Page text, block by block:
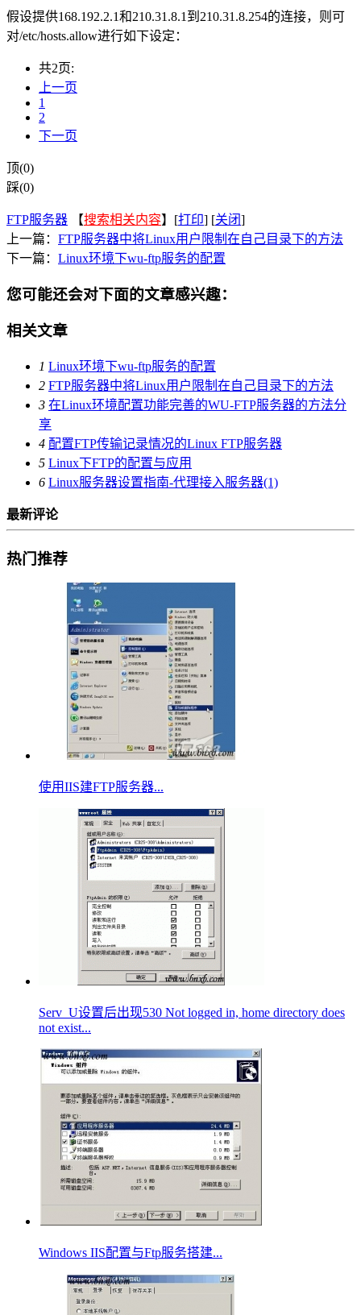
假设提供168.192.2.1和210.31.8.1到210.31.8.254的连接，则可
对/etc/hosts.allow进行如下设定：
共2页:
上一页
1
2
下一页
顶(0)
踩(0)
FTP服务器 【搜索相关内容】[打印] [关闭]
上一篇： FTP服务器中将Linux用户限制在自己目录下的方法
下一篇： Linux环境下wu-ftp服务的配置
您可能还会对下面的文章感兴趣：
相关文章
1 Linux环境下wu-ftp服务的配置
2 FTP服务器中将Linux用户限制在自己目录下的方法
3 在Linux环境配置功能完善的WU-FTP服务器的方法分
享
4 配置FTP传输记录情况的Linux FTP服务器
5 Linux下FTP的配置与应用
6 Linux服务器设置指南-代理接入服务器(1)
最新评论
热门推荐
使用IIS建FTP服务器...
Serv_U设置后出现530 Not logged in, home directory does
not exist...
Windows IIS配置与Ftp服务搭建...